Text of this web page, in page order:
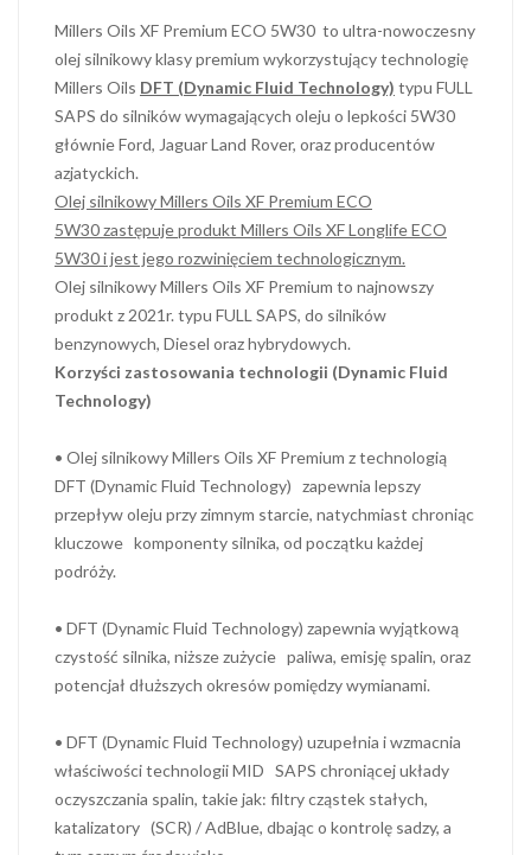
Millers Oils XF Premium ECO 5W30 to ultra-nowoczesny
olej silnikowy klasy premium wykorzystujący technologię
Millers Oils DFT (Dynamic Fluid Technology) typu FULL
SAPS do silników wymagających oleju o lepkości 5W30
głównie Ford, Jaguar Land Rover, oraz producentów
azjatyckich.
Olej silnikowy Millers Oils XF Premium ECO
5W30 zastępuje produkt Millers Oils XF Longlife ECO
5W30 i jest jego rozwinięciem technologicznym.
Olej silnikowy Millers Oils XF Premium to najnowszy
produkt z 2021r. typu FULL SAPS, do silników
benzynowych, Diesel oraz hybrydowych.
Korzyści zastosowania technologii (Dynamic Fluid
Technology)
• Olej silnikowy Millers Oils XF Premium z technologią
DFT (Dynamic Fluid Technology) zapewnia lepszy
przepływ oleju przy zimnym starcie, natychmiast chroniąc
kluczowe komponenty silnika, od początku każdej
podróży.
• DFT (Dynamic Fluid Technology) zapewnia wyjątkową
czystość silnika, niższe zużycie paliwa, emisję spalin, oraz
potencjał dłuższych okresów pomiędzy wymianami.
• DFT (Dynamic Fluid Technology) uzupełnia i wzmacnia
właściwości technologii MID SAPS chroniącej układy
oczyszczania spalin, takie jak: filtry cząstek stałych,
katalizatory (SCR) / AdBlue, dbając o kontrolę sadzy, a